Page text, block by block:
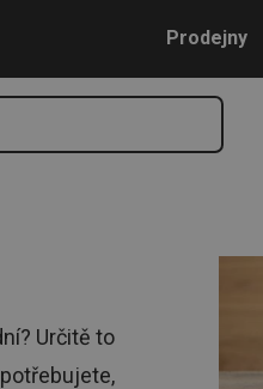
Prodejny
Určitě to